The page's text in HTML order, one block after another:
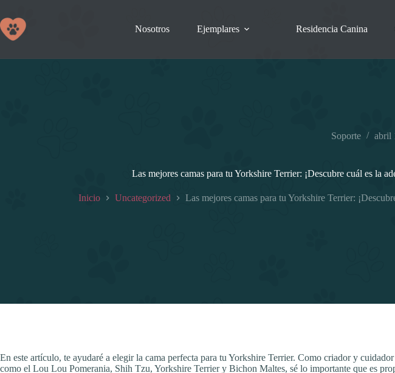
al
contenido
Nosotros Ejemplares Residencia Canina
Soporte abril
Las mejores camas para tu Yorkshire Terrier: ¡Descubre cuál es la
Inicio Uncategorized Las mejores camas para tu Yorkshire Terrier:
En este artículo, te ayudaré a elegir la cama perfecta para tu Yorkshire Terrier. Como criador y cuidador
como el Lou Lou Pomerania, Shih Tzu, Yorkshire Terrier y Bichon Maltes, sé lo importante que es